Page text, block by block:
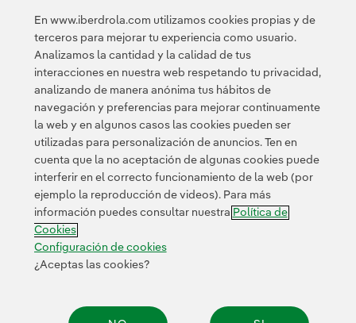
interés compartan los beneficios de la transición hacia
las energías limpias en Australia.
Puedes leer la noticia completa deIberdrola Australia
Contacta Clientes Política de Privacidad Información legal
Transparencia en el uso de la IA Política de cookies
Configuración de cookies Accesibilidad
En www.iberdrola.com utilizamos cookies propias y de
terceros para mejorar tu experiencia como usuario.
Analizamos la cantidad y la calidad de tus
interacciones en nuestra web respetando tu privacidad,
analizando de manera anónima tus hábitos de
navegación y preferencias para mejorar continuamente
la web y en algunos casos las cookies pueden ser
utilizadas para personalización de anuncios. Ten en
cuenta que la no aceptación de algunas cookies puede
interferir en el correcto funcionamiento de la web (por
ejemplo la reproducción de videos). Para más
información puedes consultar nuestra Política de
Cookies
Configuración de cookies
¿Aceptas las cookies?